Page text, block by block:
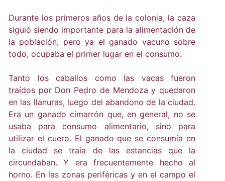
Durante los primeros años de la colonia, la caza
siguió siendo importante para la alimentación de
la población, pero ya el ganado vacuno sobre
todo, ocupaba el primer lugar en el consumo.
Tanto los caballos como las vacas fueron
traídos por Don Pedro de Mendoza y quedaron
en las llanuras, luego del abandono de la ciudad.
Era un ganado cimarrón que, en general, no se
usaba para consumo alimentario, sino para
utilizar el cuero. El ganado que se consumía en
la ciudad se traía de las estancias que la
circundaban. Y era frecuentemente hecho al
horno. En las zonas periféricas y en el campo el